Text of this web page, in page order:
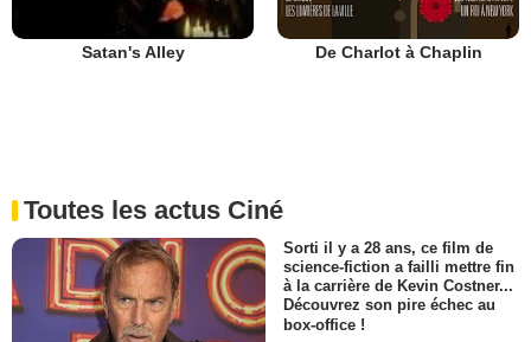
Satan's Alley De Charlot à Chaplin
Toutes les actus Ciné
Sorti il y a 28 ans, ce film de
science-fiction a failli mettre fin
à la carrière de Kevin Costner...
Découvrez son pire échec au
box-office !